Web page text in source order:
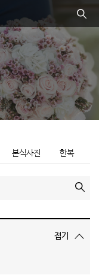
통합
본식사진 한복
접기